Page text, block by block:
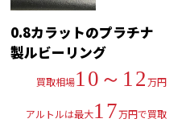
0.8カラットのプラチナ
製ルビーリング
買取相場10～12万円
アルトルは最大17万円で買取